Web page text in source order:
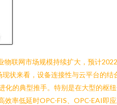
联网市场规模持续扩大，预计
状来看，设备连接性与云平台的结
的典型推手。特别是在大型的枢
率低延时OPC-FIS、OPC-EAI即